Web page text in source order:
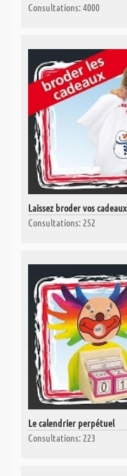
Consultations: 4000
Laissez broder vos cadeaux
Consultations: 252
Le calendrier perpétuel
Consultations: 223